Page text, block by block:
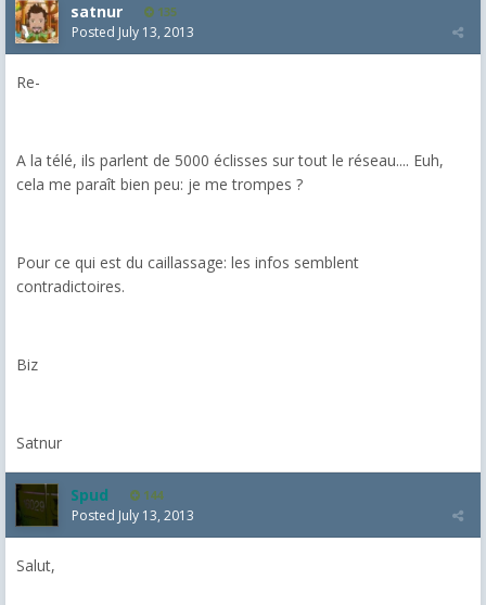
satnur 135
Posted July 13, 2013
Re-
A la télé, ils parlent de 5000 éclisses sur tout le réseau.... Euh,
cela me paraît bien peu: je me trompes ?
Pour ce qui est du caillassage: les infos semblent
contradictoires.
Biz
Satnur
Spud 144
Posted July 13, 2013
Salut,